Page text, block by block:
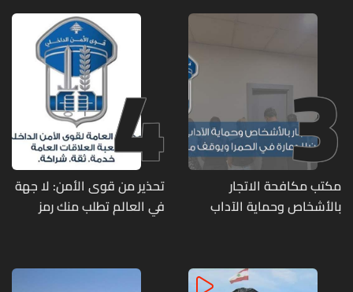
منذ آذار
3
مكتب مكافحة الاتجار
بالأشخاص وحماية الآداب
متورطين
4
تحذير من قوى الأمن: لا جهة
في العالم تطلب منك رمز